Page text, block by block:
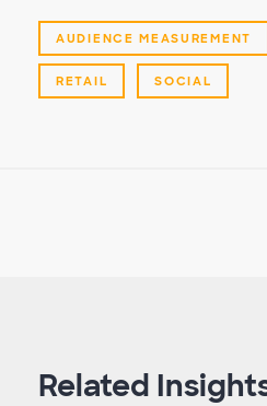
AUDIENCE MEASUREMENT
RETAIL SOCIAL
Related